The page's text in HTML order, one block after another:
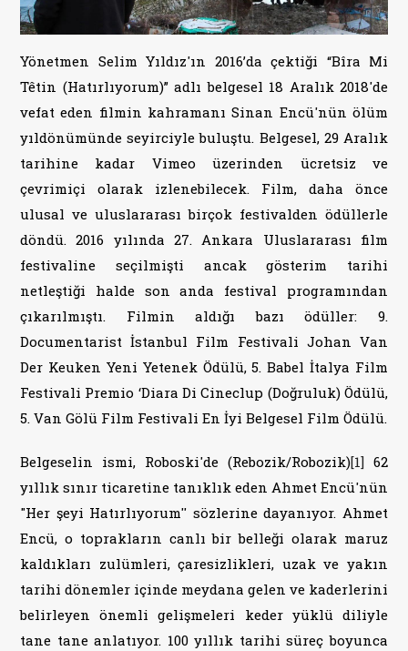
Yönetmen Selim Yıldız'ın 2016’da çektiği “Bîra Mi
Têtin (Hatırlıyorum)” adlı belgesel 18 Aralık 2018'de
vefat eden filmin kahramanı Sinan Encü'nün ölüm
yıldönümünde seyirciyle buluştu. Belgesel, 29 Aralık
tarihine kadar Vimeo üzerinden ücretsiz ve
çevrimiçi olarak izlenebilecek. Film, daha önce
ulusal ve uluslararası birçok festivalden ödüllerle
döndü. 2016 yılında 27. Ankara Uluslararası film
festivaline seçilmişti ancak gösterim tarihi
netleştiği halde son anda festival programından
çıkarılmıştı. Filmin aldığı bazı ödüller: 9.
Documentarist İstanbul Film Festivali Johan Van
Der Keuken Yeni Yetenek Ödülü, 5. Babel İtalya Film
Festivali Premio ‘Diara Di Cineclup (Doğruluk) Ödülü,
5. Van Gölü Film Festivali En İyi Belgesel Film Ödülü.
Belgeselin ismi, Roboski'de (Rebozik/Robozik)[1] 62
yıllık sınır ticaretine tanıklık eden Ahmet Encü'nün
"Her şeyi Hatırlıyorum'' sözlerine dayanıyor. Ahmet
Encü, o toprakların canlı bir belleği olarak maruz
kaldıkları zulümleri, çaresizlikleri, uzak ve yakın
tarihi dönemler içinde meydana gelen ve kaderlerini
belirleyen önemli gelişmeleri keder yüklü diliyle
tane tane anlatıyor. 100 yıllık tarihi süreç boyunca